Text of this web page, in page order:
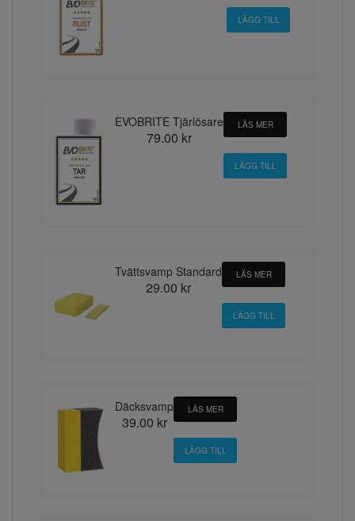
EVOBRITE Tjärlösare
79.00 kr
LÄS MER
Tvättsvamp Standard
29.00 kr
LÄS MER
Däcksvamp
39.00 kr
LÄS MER